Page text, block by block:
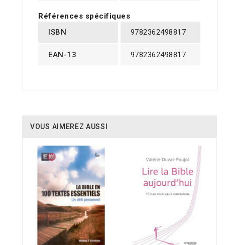
Références spécifiques
ISBN
9782362498817
EAN-13 9782362498817
VOUS AIMEREZ AUSSI